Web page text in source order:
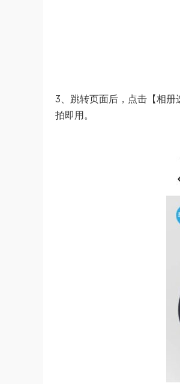
3、跳转页面后，点击【相
拍即用。